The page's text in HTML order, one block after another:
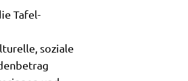
Tafel-
soziale